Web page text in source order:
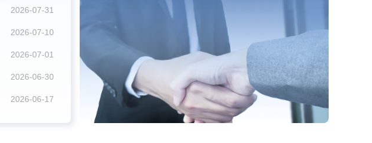
2026-07-31
2026-07-10
2026-07-01
2026-06-30
2026-06-17